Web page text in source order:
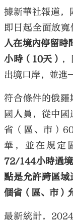
據新華社報道，
即日起全面放寬
人在境內停留時
小時（10天）
出境口岸，並進
符合條件的俄
國人員，從中
省（區、市）
華，並在規定
72/144小時過
點是允許跨區
個省（區、市）
最新統計，